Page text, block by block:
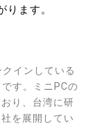
ます。
インしている
す。ミニPCの
り、台湾に研
を展開してい